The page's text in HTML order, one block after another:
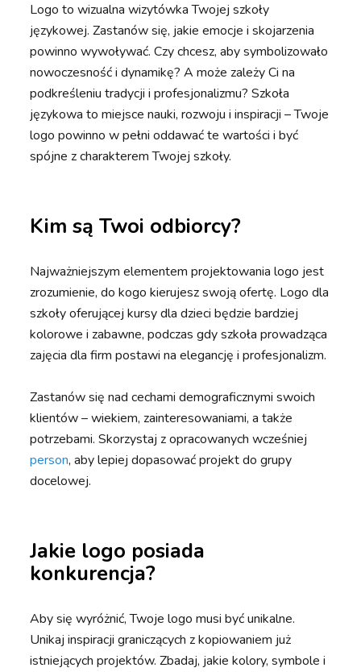
Logo to wizualna wizytówka Twojej szkoły
językowej. Zastanów się, jakie emocje i skojarzenia
powinno wywoływać. Czy chcesz, aby symbolizowało
nowoczesność i dynamikę? A może zależy Ci na
podkreśleniu tradycji i profesjonalizmu? Szkoła
językowa to miejsce nauki, rozwoju i inspiracji – Twoje
logo powinno w pełni oddawać te wartości i być
spójne z charakterem Twojej szkoły.
Kim są Twoi odbiorcy?
Najważniejszym elementem projektowania logo jest
zrozumienie, do kogo kierujesz swoją ofertę. Logo dla
szkoły oferującej kursy dla dzieci będzie bardziej
kolorowe i zabawne, podczas gdy szkoła prowadząca
zajęcia dla firm postawi na elegancję i profesjonalizm.
Zastanów się nad cechami demograficznymi swoich
klientów – wiekiem, zainteresowaniami, a także
potrzebami. Skorzystaj z opracowanych wcześniej
person, aby lepiej dopasować projekt do grupy
docelowej.
Jakie logo posiada
konkurencja?
Aby się wyróżnić, Twoje logo musi być unikalne.
Unikaj inspiracji graniczących z kopiowaniem już
istniejących projektów. Zbadaj, jakie kolory, symbole i